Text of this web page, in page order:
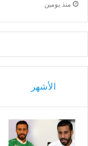
منذ يومين
الأشهر